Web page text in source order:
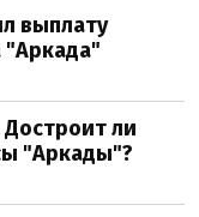
выплату
"Аркада"
ли
"Аркады"?